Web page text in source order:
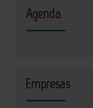
Agenda
Empresas